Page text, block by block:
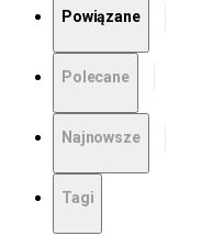
Powiązane
Polecane
Najnowsze
Tagi